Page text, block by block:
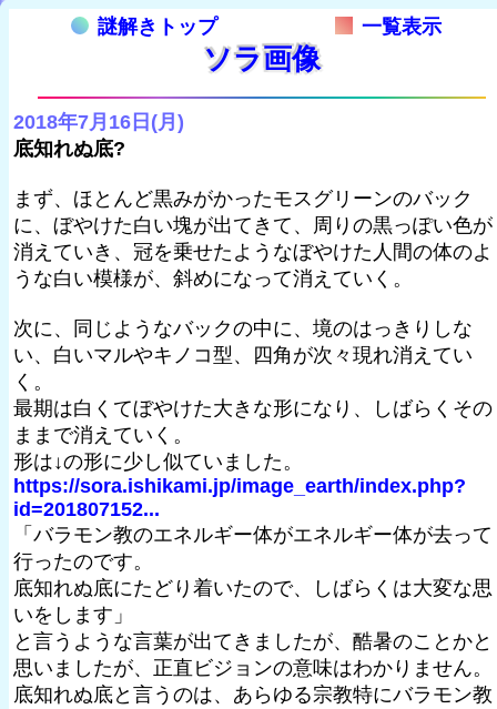
謎解きトップ 一覧表示
ソラ画像
2018年7月16日(月)
底知れぬ底?
まず、ほとんど黒みがかったモスグリーンのバック
に、ぼやけた白い塊が出てきて、周りの黒っぽい色が
消えていき、冠を乗せたようなぼやけた人間の体のよ
うな白い模様が、斜めになって消えていく。
次に、同じようなバックの中に、境のはっきりしな
い、白いマルやキノコ型、四角が次々現れ消えてい
く。
最期は白くてぼやけた大きな形になり、しばらくその
ままで消えていく。
形は↓の形に少し似ていました。
https://sora.ishikami.jp/image_earth/index.php?
id=201807152...
「バラモン教のエネルギー体がエネルギー体が去って
行ったのです。
底知れぬ底にたどり着いたので、しばらくは大変な思
いをします」
と言うような言葉が出てきましたが、酷暑のことかと
思いましたが、正直ビジョンの意味はわかりません。
底知れぬ底と言うのは、あらゆる宗教特にバラモン教